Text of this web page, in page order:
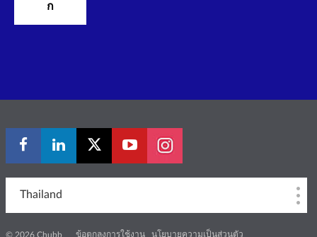
ก
Thailand
© 2026 Chubb ข้อตกลงการใช้งาน นโยบายความเป็นส่วนตัว